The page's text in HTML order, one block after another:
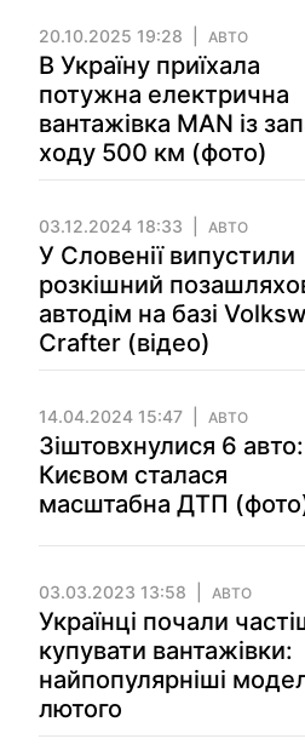
20.10.2025 19:28 АВТО
В Україну приїхала
потужна електрична
вантажівка MAN із
ходу 500 км (фото)
03.12.2024 18:33 АВТО
У Словенії випустили
розкішний
автодім на базі
Crafter (відео)
14.04.2024 15:47 АВТО
Зіштовхнулися 6
Києвом сталася
масштабна ДТП
03.03.2023 13:58 АВТО
Українці почали
купувати вантажівки:
найпопулярніші
лютого